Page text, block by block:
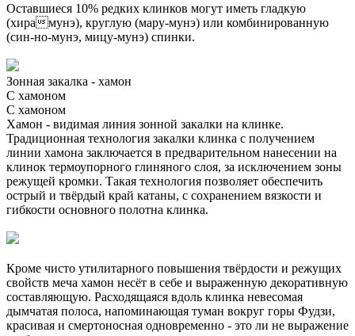
Оставшиеся 10% редких клинков могут иметь гладкую
(хирамунэ), круглую (мару-мунэ) или комбинированную
(син-но-мунэ, мицу-мунэ) спинки.
Зонная закалка - хамон
С хамоном
С хамоном
Хамон - видимая линия зонной закалки на клинке.
Традиционная технология закалки клинка с получением
линии хамона заключается в предварительном нанесении на
клинок термоупорного глиняного слоя, за исключением зоны
режущей кромки. Такая технология позволяет обеспечить
острый и твёрдый край катаны, с сохранением вязкости и
гибкости основного полотна клинка.
Кроме чисто утилитарного повышения твёрдости и режущих
свойств меча хамон несёт в себе и выраженную декоративную
составляющую. Расходящаяся вдоль клинка невесомая
дымчатая полоса, напоминающая туман вокруг горы Фудзи,
красивая и смертоносная одновременно - это ли не выражение